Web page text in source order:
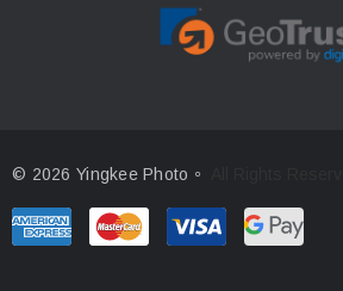
© 2026 Yingkee Photo。